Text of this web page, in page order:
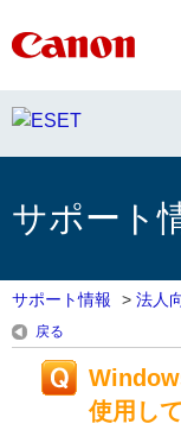
サポート
サポート情報 > 法人
戻る
使用し